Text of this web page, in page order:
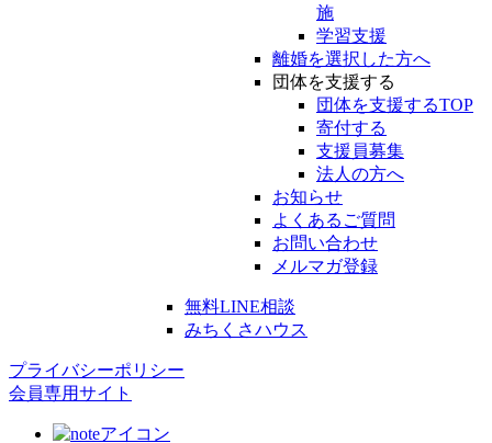
施
学習支援
離婚を選択した方へ
団体を支援する
団体を支援するTOP
寄付する
支援員募集
法人の方へ
お知らせ
よくあるご質問
お問い合わせ
メルマガ登録
無料LINE相談
みちくさハウス
プライバシーポリシー
会員専用サイト